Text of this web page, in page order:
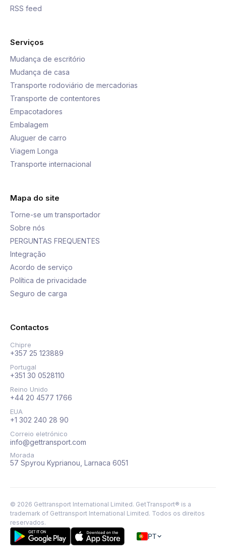
RSS feed
Serviços
Mudança de escritório
Mudança de casa
Transporte rodoviário de mercadorias
Transporte de contentores
Empacotadores
Embalagem
Aluguer de carro
Viagem Longa
Transporte internacional
Mapa do site
Torne-se um transportador
Sobre nós
PERGUNTAS FREQUENTES
Integração
Acordo de serviço
Política de privacidade
Seguro de carga
Contactos
Chipre
+357 25 123889
Portugal
+351 30 0528110
Reino Unido
+44 20 4577 1766
EUA
+1 302 240 28 90
Correio eletrónico
info@gettransport.com
Morada
57 Spyrou Kyprianou, Larnaca 6051
© 2026 Gettransport International Limited. GetTransport® is a
trademark of Gettransport International Limited. Todos os direitos
reservados.
PT